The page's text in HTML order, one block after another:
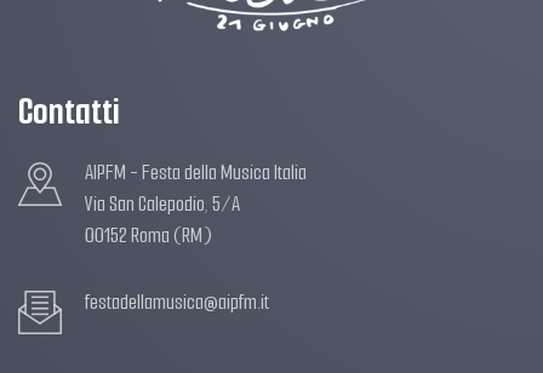
Contatti
AIPFM - Festa della Musica Italia
Via San Calepodio, 5/A
00152 Roma (RM)
festadellamusica@aipfm.it